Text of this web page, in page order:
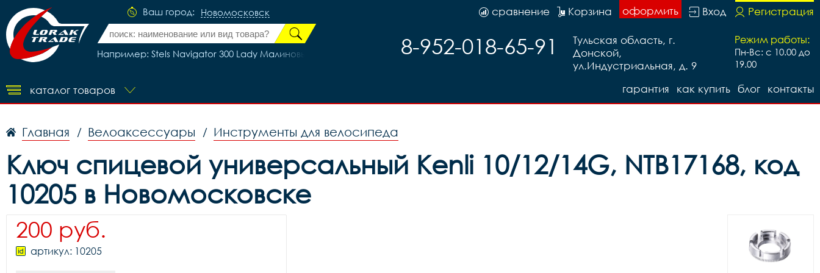
Ваш город: Новомосковск
Например: Stels Navigator 300 Lady Малиновый рама 20 (на рост 178-185) (28)
Регистрация
Вход
оформить
Корзина
сравнение
Режим работы:
Пн-Вс: с 10.00 до
19.00
Тульская область, г.
Донской,
ул.Индустриальная, д. 9
8-952-018-65-91
каталог товаров контакты
блог
как купить
гарантия
Главная / Велоаксессуары / Инструменты для велосипеда
Ключ спицевой универсальный Kenli 10/12/14G, NTB17168, код
10205 в Новомосковске
200 руб.
артикул: 10205